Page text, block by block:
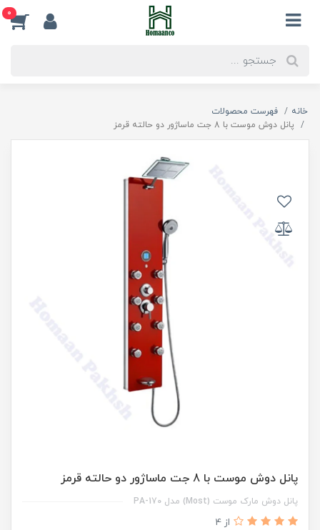
0
خانه
فهرست محصولات
پانل دوش موست با 8 جت ماساژور دو حالته قرمز
پانل دوش موست با 8 جت ماساژور دو حالته قرمز
پانل دوش مارک موست (Most) مدل PA-170
از 4